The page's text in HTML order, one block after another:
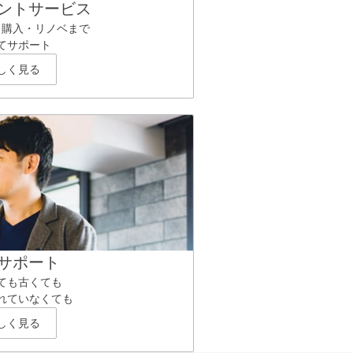
トサービス
入・リノベまで
サポート
く見る
ポート
も古くても
ていなくても
く見る